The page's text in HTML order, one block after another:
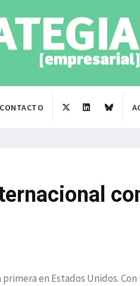
CONTACTO
en Estados Unidos. Con